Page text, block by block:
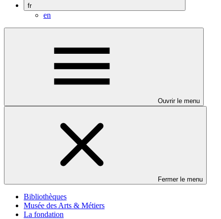
fr
en
Ouvrir le menu
Fermer le menu
Bibliothèques
Musée des Arts & Métiers
La fondation